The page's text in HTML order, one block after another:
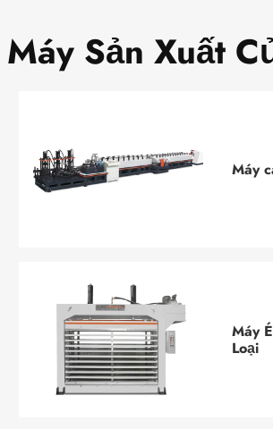
Máy Sản Xuất
Máy
Máy
Loại